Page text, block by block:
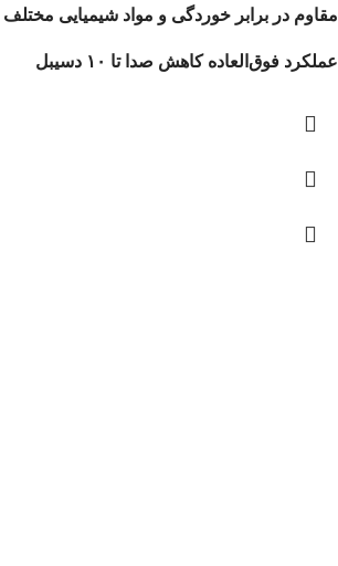
مقاوم در برابر خوردگی و مواد شیمیایی مختلف
عملکرد فوق‌العاده کاهش صدا تا ۱۰ دسیبل